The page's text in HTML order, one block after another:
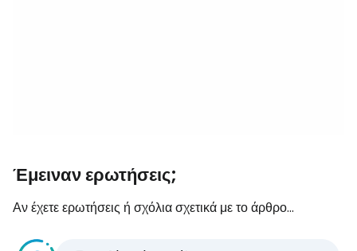
Έμειναν ερωτήσεις;
Αν έχετε ερωτήσεις ή σχόλια σχετικά με το άρθρο...